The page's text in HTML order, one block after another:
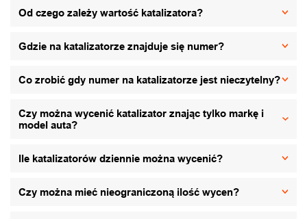
Od czego zależy wartość katalizatora?
Gdzie na katalizatorze znajduje się numer?
Co zrobić gdy numer na katalizatorze jest nieczytelny?
Czy można wycenić katalizator znając tylko markę i
model auta?
Ile katalizatorów dziennie można wycenić?
Czy można mieć nieograniczoną ilość wycen?